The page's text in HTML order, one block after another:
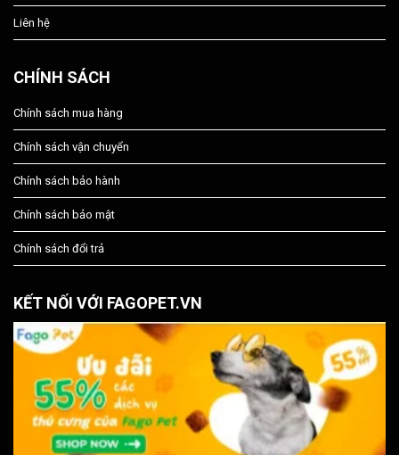
Liên hệ
CHÍNH SÁCH
Chính sách mua hàng
Chính sách vận chuyển
Chính sách bảo hành
Chính sách bảo mật
Chính sách đổi trả
KẾT NỐI VỚI FAGOPET.VN